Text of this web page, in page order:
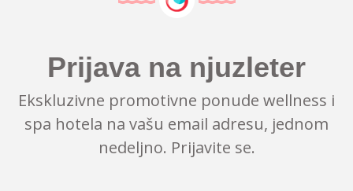
Prijava na njuzleter
Ekskluzivne promotivne ponude wellness i
spa hotela na vašu email adresu, jednom
nedeljno. Prijavite se.